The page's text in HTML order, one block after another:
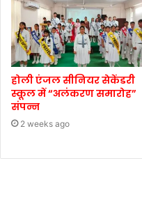
होली एंजल सीनियर सेकेंडरी
स्कूल में “अलंकरण समारोह”
संपन्न
2 weeks ago